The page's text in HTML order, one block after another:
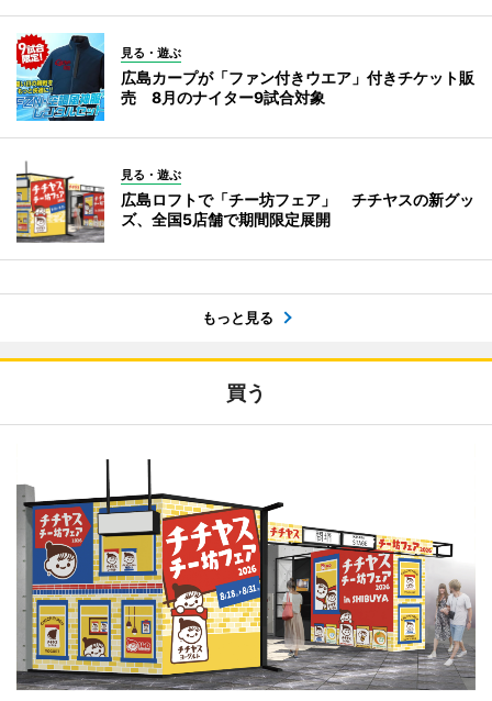
見る・遊ぶ
広島カープが「ファン付きウエア」付きチケット販
売 8月のナイター9試合対象
見る・遊ぶ
広島ロフトで「チー坊フェア」 チチヤスの新グッ
ズ、全国5店舗で期間限定展開
もっと見る
買う